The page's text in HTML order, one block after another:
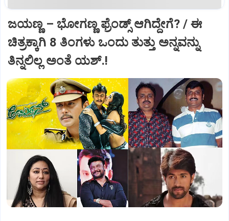
ಜಯಣ್ಣ – ಭೋಗಣ್ಣ ಫ್ರೆಂಡ್ಸ್‌ ಆಗಿದ್ದೇಗೆ? / ಈ
ಚಿತ್ರಕ್ಕಾಗಿ 8 ತಿಂಗಳು ಒಂದು ತುತ್ತು ಅನ್ನವನ್ನು
ತಿನ್ನಲಿಲ್ಲ ಅಂತೆ ಯಶ್.!